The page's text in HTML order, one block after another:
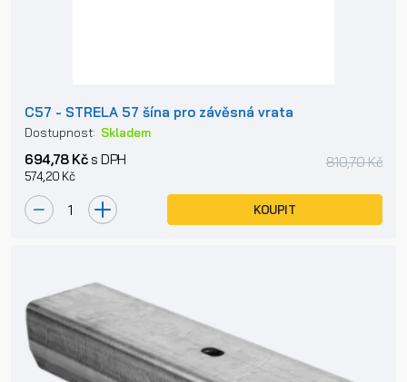
C57 - STRELA 57 šína pro závěsná vrata
Dostupnost: Skladem
694,78 Kčs DPH
574,20 Kč
810,70 Kč
KOUPIT